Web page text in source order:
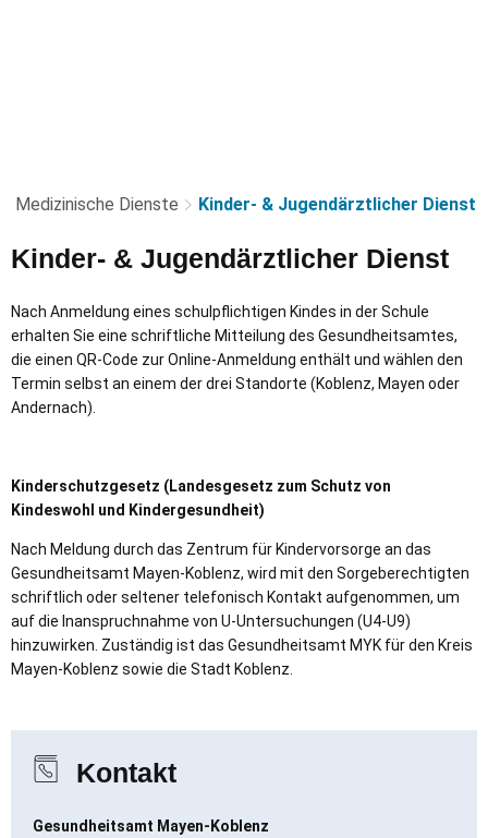
Medizinische Dienste Kinder- & Jugendärztlicher Dienst
Kinder-
Jugendärztlicher
Dienst
Kinder- & Jugendärztlicher Dienst
Nach Anmeldung eines schulpflichtigen Kindes in der Schule
erhalten Sie eine schriftliche Mitteilung des Gesundheitsamtes,
die einen QR-Code zur Online-Anmeldung enthält und wählen den
Termin selbst an einem der drei Standorte (Koblenz, Mayen oder
Andernach).
Kinderschutzgesetz (Landesgesetz zum Schutz von
Kindeswohl und Kindergesundheit)
Nach Meldung durch das Zentrum für Kindervorsorge an das
Gesundheitsamt Mayen-Koblenz, wird mit den Sorgeberechtigten
schriftlich oder seltener telefonisch Kontakt aufgenommen, um
auf die Inanspruchnahme von U-Untersuchungen (U4-U9)
hinzuwirken. Zuständig ist das Gesundheitsamt MYK für den Kreis
Mayen-Koblenz sowie die Stadt Koblenz.
Kontakt
Gesundheitsamt Mayen-Koblenz